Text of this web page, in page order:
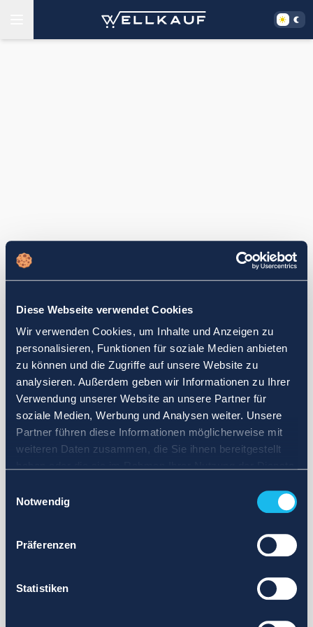
Diese Webseite verwendet Cookies
Wir verwenden Cookies, um Inhalte und Anzeigen zu
personalisieren, Funktionen für soziale Medien anbieten
zu können und die Zugriffe auf unsere Website zu
analysieren. Außerdem geben wir Informationen zu Ihrer
Verwendung unserer Website an unsere Partner für
soziale Medien, Werbung und Analysen weiter. Unsere
Partner führen diese Informationen möglicherweise mit
weiteren Daten zusammen, die Sie ihnen bereitgestellt
Notwendig
Präferenzen
Statistiken